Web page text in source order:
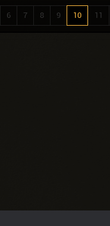
6 7 8 9 10 11